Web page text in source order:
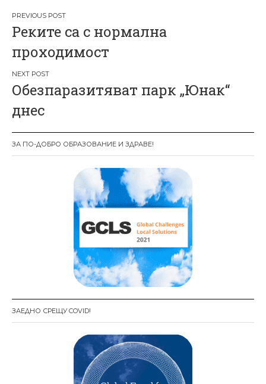
Н
а
в
и
г
а
ц
и
Реките са с нормална
проходимост
Обезпаразитяват парк „Юнак“
днес
ЗА ПО-ДОБРО ОБРАЗОВАНИЕ И ЗДРАВЕ!
ЗАЕДНО СРЕЩУ COVID!